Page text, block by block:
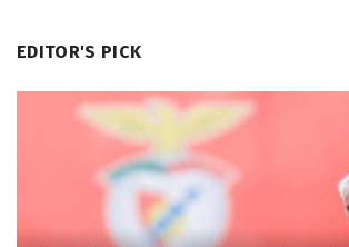
EDITOR'S PICK